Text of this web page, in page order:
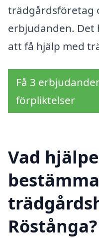
trädgårdsföretag
erbjudanden. Det
att få hjälp med
Få 3
förpliktelser
Vad
Röstånga?